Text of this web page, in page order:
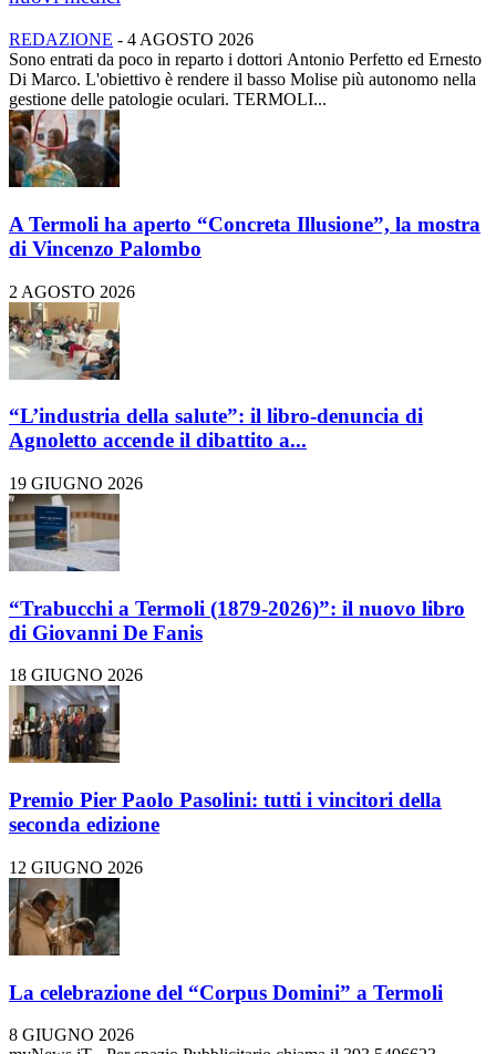
REDAZIONE - 4 AGOSTO 2026
Sono entrati da poco in reparto i dottori Antonio Perfetto ed Ernesto
Di Marco. L'obiettivo è rendere il basso Molise più autonomo nella
gestione delle patologie oculari. TERMOLI...
A Termoli ha aperto “Concreta Illusione”, la mostra
di Vincenzo Palombo
2 AGOSTO 2026
“L’industria della salute”: il libro-denuncia di
Agnoletto accende il dibattito a...
19 GIUGNO 2026
“Trabucchi a Termoli (1879-2026)”: il nuovo libro
di Giovanni De Fanis
18 GIUGNO 2026
Premio Pier Paolo Pasolini: tutti i vincitori della
seconda edizione
12 GIUGNO 2026
La celebrazione del “Corpus Domini” a Termoli
8 GIUGNO 2026